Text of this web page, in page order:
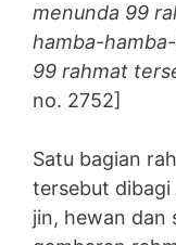
menunda 99
hamba-
99 rahmat
no. 2752]
Satu bagian
tersebut dibagi
jin, hewan dan